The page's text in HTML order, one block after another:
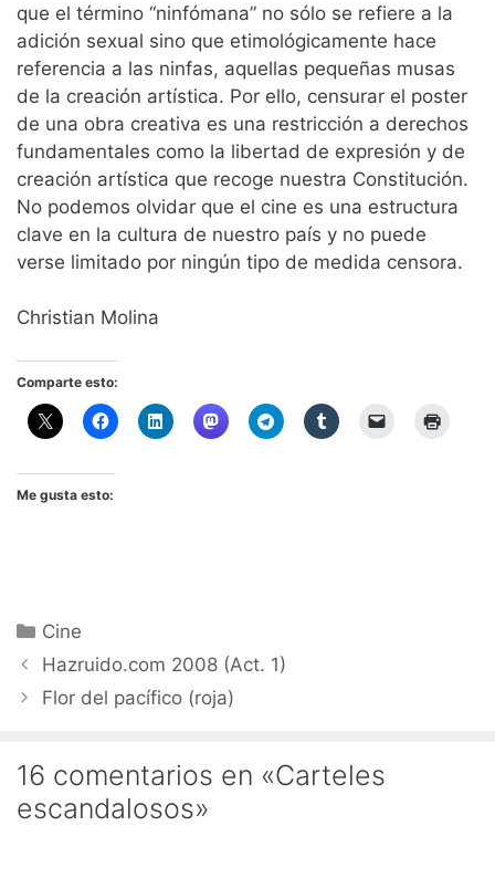
que el término “ninfómana” no sólo se refiere a la
adición sexual sino que etimológicamente hace
referencia a las ninfas, aquellas pequeñas musas
de la creación artística. Por ello, censurar el poster
de una obra creativa es una restricción a derechos
fundamentales como la libertad de expresión y de
creación artística que recoge nuestra Constitución.
No podemos olvidar que el cine es una estructura
clave en la cultura de nuestro país y no puede
verse limitado por ningún tipo de medida censora.
Christian Molina
Comparte esto:
Me gusta esto:
Categorías
Cine
Hazruido.com 2008 (Act. 1)
Flor del pacífico (roja)
16 comentarios en «Carteles
escandalosos»